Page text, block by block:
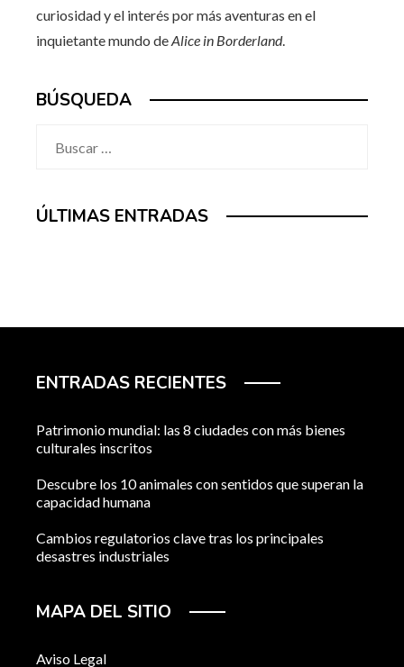
curiosidad y el interés por más aventuras en el
inquietante mundo deAlice in Borderland.
BÚSQUEDA
ÚLTIMAS ENTRADAS
ENTRADAS RECIENTES
Patrimonio mundial: las 8 ciudades con más bienes
culturales inscritos
Descubre los 10 animales con sentidos que superan la
capacidad humana
Cambios regulatorios clave tras los principales
desastres industriales
MAPA DEL SITIO
Aviso Legal